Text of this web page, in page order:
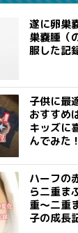
遂に卵巣
巣嚢腫（
服した記
子供に最
おすすめ
キッズに
んでみた！
ハーフの
ら二重ま
重〜二重
子の成長